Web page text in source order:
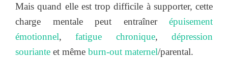
Mais quand elle est trop difficile à supporter, cette
charge mentale peut entraîner épuisement
émotionnel,fatigue chronique,dépression
souriante et même burn-out maternel/parental.